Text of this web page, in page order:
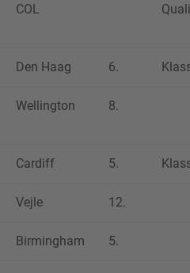
COL
Den Haag 6.
Wellington 8.
Cardiff 5.
Vejle 12.
Birmingham 5.